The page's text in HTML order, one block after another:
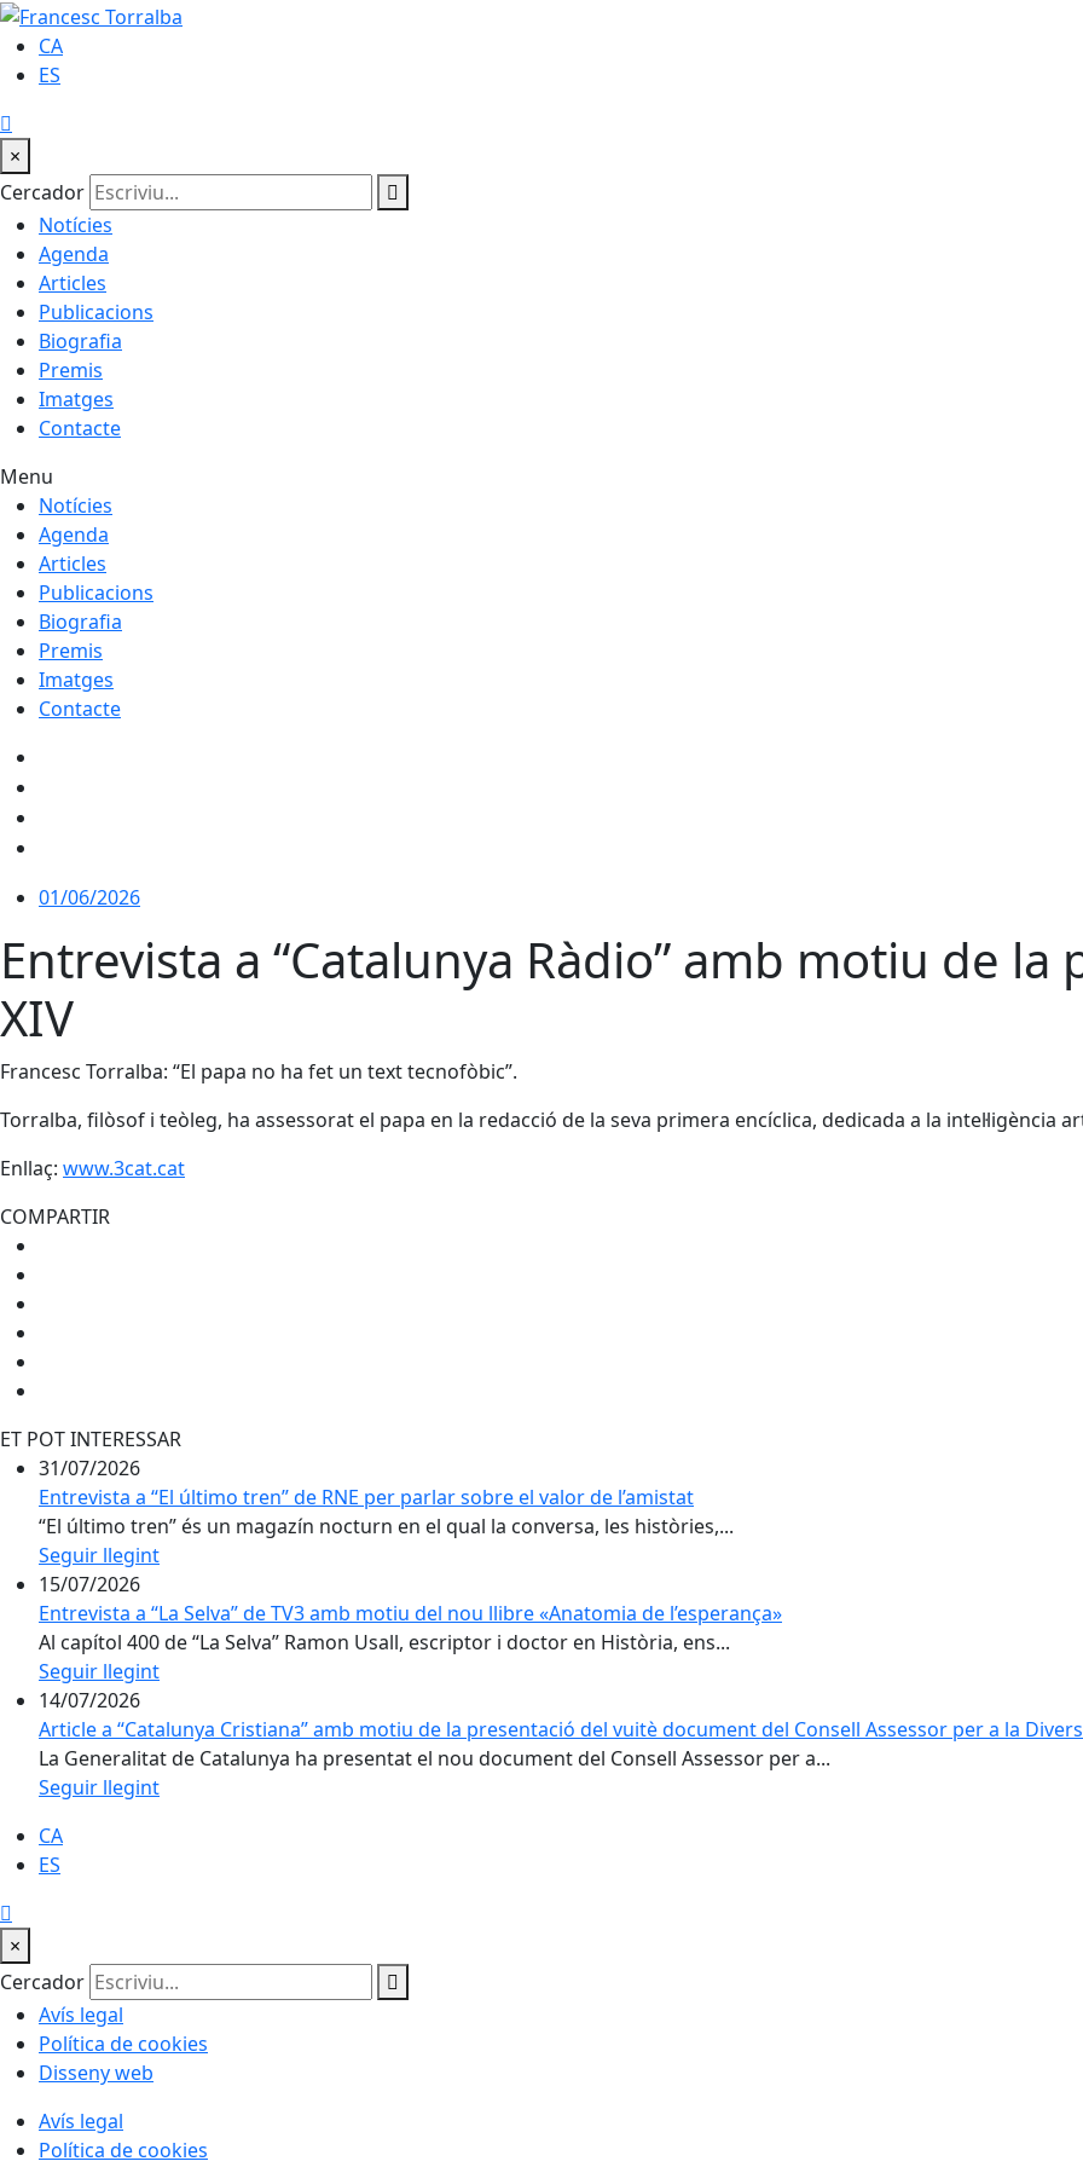
CA
ES
×
Cercador
Notícies
Agenda
Articles
Publicacions
Biografia
Premis
Imatges
Contacte
Menu
Notícies
Agenda
Articles
Publicacions
Biografia
Premis
Imatges
Contacte
01/06/2026
Entrevista a “Catalunya Ràdio” amb motiu de
XIV
Francesc Torralba: “El papa no ha fet un text tecnofòbic”.
Torralba, filòsof i teòleg, ha assessorat el papa en la redacció de la seva primera encíclica, dedicada a la intel·ligència
Enllaç: www.3cat.cat
COMPARTIR
ET POT INTERESSAR
31/07/2026
Entrevista a “El último tren” de RNE per parlar sobre el valor de l’amistat
“El último tren” és un magazín nocturn en el qual la conversa, les històries,...
Seguir llegint
15/07/2026
Entrevista a “La Selva” de TV3 amb motiu del nou llibre «Anatomia de l’esperança»
Al capítol 400 de “La Selva” Ramon Usall, escriptor i doctor en Història, ens...
Seguir llegint
14/07/2026
Article a “Catalunya Cristiana” amb motiu de la presentació del vuitè document del Consell Assessor per a la
La Generalitat de Catalunya ha presentat el nou document del Consell Assessor per a...
Seguir llegint
CA
ES
×
Cercador
Avís legal
Política de cookies
Disseny web
Avís legal
Política de cookies